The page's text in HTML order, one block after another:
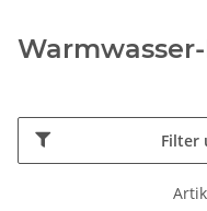
Filter